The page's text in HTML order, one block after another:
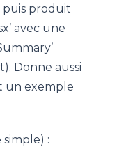
puis produit
avec une
Donne aussi
un exemple
: